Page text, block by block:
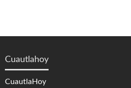
Cuautlahoy
CuautlaHoy